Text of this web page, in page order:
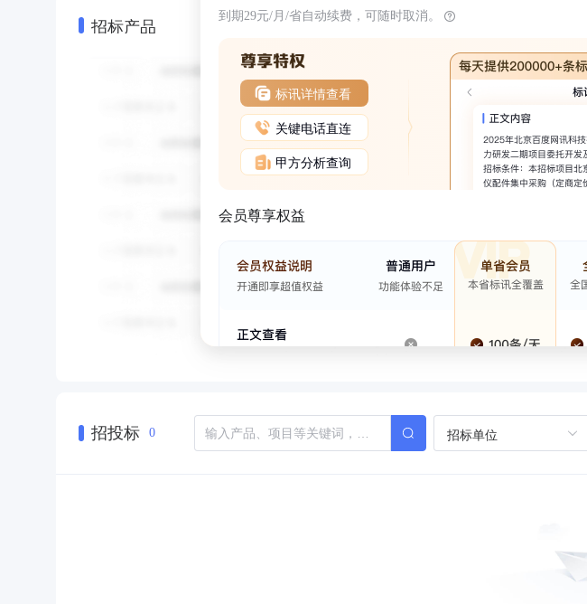
招标产品 到期29元/月/省自动续费，可随时取消。
标讯详情查看
关键电话直连
甲方分析查询
会员尊享权益
招投标 0 招标单位